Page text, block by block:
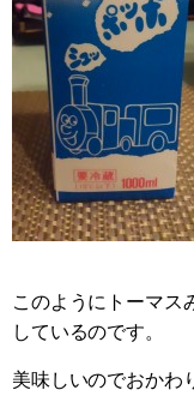
このようにトーマス
しているのです。
美味しいのでおかわ